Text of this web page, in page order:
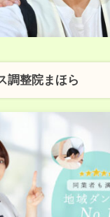
調整院まほら